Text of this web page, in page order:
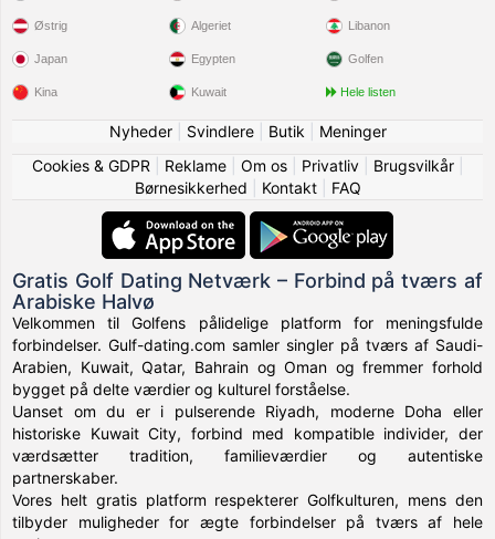
Østrig
Japan
Kina
Algeriet
Egypten
Kuwait
Libanon
Golfen
Hele listen
Nyheder| Svindlere| Butik
Meninger
Cookies & GDPR
Reklame| Om os| Privatliv| Brugsvilkår|
Børnesikkerhed
Kontakt| FAQ
Gratis Golf Dating Netværk – Forbind på tværs af
Arabiske Halvø
Velkommen til Golfens pålidelige platform for meningsfulde
forbindelser. Gulf-dating.com samler singler på tværs af Saudi-
Arabien, Kuwait, Qatar, Bahrain og Oman og fremmer forhold
bygget på delte værdier og kulturel forståelse.
Uanset om du er i pulserende Riyadh, moderne Doha eller
historiske Kuwait City, forbind med kompatible individer, der
værdsætter tradition, familieværdier og autentiske
partnerskaber.
Vores helt gratis platform respekterer Golfkulturen, mens den
tilbyder muligheder for ægte forbindelser på tværs af hele